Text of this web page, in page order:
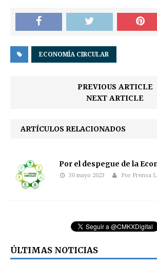
ECONOMÍA CIRCULAR
PREVIOUS ARTICLE
NEXT ARTICLE
ARTÍCULOS RELACIONADOS
Por el despegue de la
30 mayo 2023 Por Prensa
ÚLTIMAS NOTICIAS